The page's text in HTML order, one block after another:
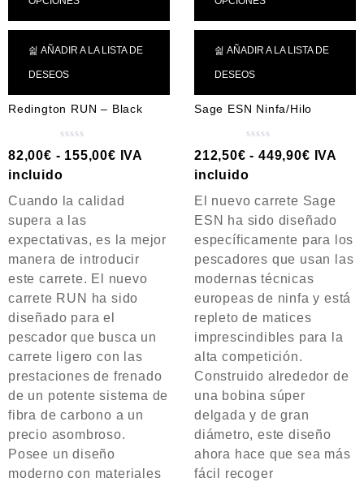
AÑADIR A LA LISTA DE
DESEOS
Redington RUN – Black
V
l
o
a
d
o
c
n
0
d
e
5
82,00€ - 155,00€ IVA
incluido
Cuando la calidad
supera a las
expectativas, es la mejor
manera de introducir
este carrete. El nuevo
carrete RUN ha sido
diseñado para el
pescador que busca un
carrete ligero con las
prestaciones de frenado
de un potente sistema de
fibra de carbono a un
precio asombroso.
Posee un diseño
moderno con materiales
AÑADIR A LA LISTA DE
DESEOS
Sage ESN Ninfa/Hilo
l
o
a
d
o
c
n
0
d
e
5
212,50€ - 449,90€ IVA
incluido
El nuevo carrete Sage
ESN ha sido diseñado
específicamente para los
pescadores que usan las
modernas técnicas
europeas de ninfa y está
repleto de matices
imprescindibles para la
alta competición.
Construido alrededor de
una bobina súper
delgada y de gran
diámetro, este diseño
ahora hace que sea más
fácil recoger